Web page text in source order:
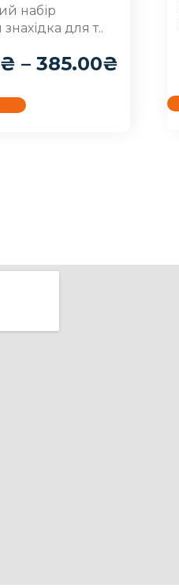
набір
для т..
₴ – 385.00₴